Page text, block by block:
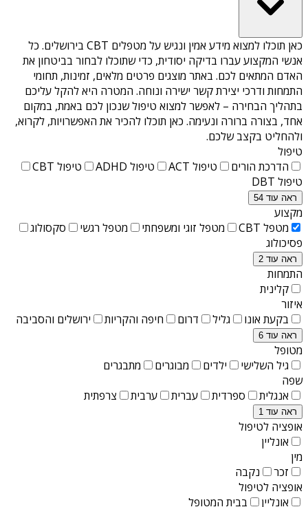
כאן תוכלו למצוא מידע אמין ונגיש על מטפלים CBT בירושלים
. כל
אנשי המקצוע עברו בדיקה יסודית, כדי שתוכלו לבחור בביטחון את
האדם המתאים לכם. באתר מוצגים פרטים מלאים, זמינות, תחומי
התמחות ודרכי יצירת קשר ישירה ונוחה. המטרה היא להקל עליכם
בתהליך הבחירה – לאפשר למצוא טיפול שנכון לכם באמת, במקום
אחד, בצורה ברורה ונעימה. כאן תוכלו להכיר את האפשרויות, לקרוא,
ולהחליט בקצב שלכם.
טיפול
הדרכת הורים
טיפול ACT טיפול ADHD
טיפול CBT
טיפול DBT
ראה עוד 54
מקצוע
מטפל CBT
מטפל זוגי ומשפחתי מטפל רגשי
סקסולוג
פסיכולוג
ראה עוד 2
התמחות
קלינית
איזור
בקעת אונו
גליל דרום חיפה והקריות ירושלים והסביבה
ראה עוד 6
מטופל
גיל השלישי
ילדים מבוגרים
מתבגרים
שפה
אנגלית
ספרדית עברית ערבית צרפתית
ראה עוד 1
אופציה לטיפול
אונליין
מין
זכר
נקבה
אופציה לטיפול
אונליין
בבית המטופל